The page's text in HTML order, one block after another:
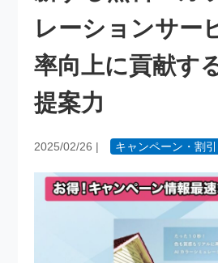
レーションサー
率向上に貢献す
提案力
2025/02/26 | キャンペーン・割